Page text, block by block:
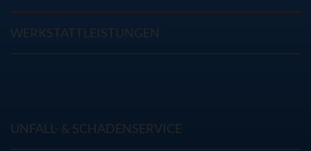
WERKSTATTLEISTUNGEN
UNFALL- & SCHADENSERVICE